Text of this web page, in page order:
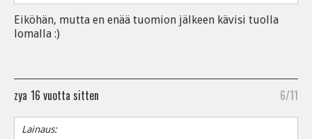
Eiköhän, mutta en enää tuomion jälkeen kävisi tuolla
lomalla :)
zya 16 vuotta sitten 6/11
Lainaus: